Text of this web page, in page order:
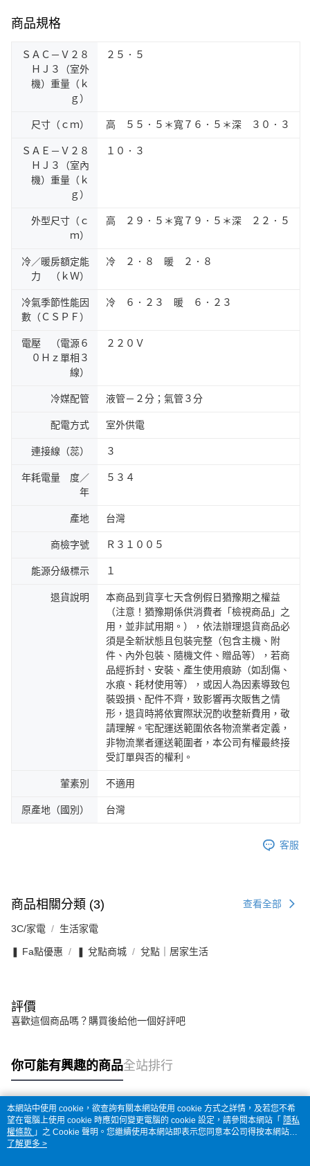
商品規格
ＳＡＣ－Ｖ２８
ＨＪ３（室外
機）重量（ｋ
ｇ）
２５．５
尺寸（ｃｍ） 高 ５５．５＊寬７６．５＊深 ３０．３
ＳＡＥ－Ｖ２８
ＨＪ３（室內
機）重量（ｋ
ｇ）
１０．３
外型尺寸（ｃ
ｍ）
高 ２９．５＊寬７９．５＊深 ２２．５
冷／暖房額定能
力 （ｋＷ）
冷 ２．８ 暖 ２．８
冷氣季節性能因
數（ＣＳＰＦ）
冷 ６．２３ 暖 ６．２３
電壓 （電源６
０Ｈｚ單相３
線）
２２０Ｖ
冷媒配管 液管－２分；氣管３分
配電方式 室外供電
連接線（蕊） ３
年耗電量 度／
年
５３４
產地 台灣
商檢字號 Ｒ３１００５
能源分級標示 １
退貨說明
本商品到貨享七天含例假日猶豫期之權益
（注意！猶豫期係供消費者「檢視商品」之
用，並非試用期。），依法辦理退貨商品必
須是全新狀態且包裝完整（包含主機、附
件、內外包裝、隨機文件、贈品等），若商
品經拆封、安裝、產生使用痕跡（如刮傷、
水痕、耗材使用等），或因人為因素導致包
裝毀損、配件不齊，致影響再次販售之情
形，退貨時將依實際狀況酌收整新費用，敬
請理解。宅配運送範圍依各物流業者定義，
非物流業者運送範圍者，本公司有權最終接
受訂單與否的權利。
葷素別 不適用
原產地（國別） 台灣
客服
商品相關分類 (3) 查看全部
3C/家電 生活家電
❚ Fa點優惠 ❚ 兌點商城 兌點｜居家生活
評價
喜歡這個商品嗎？購買後給他一個好評吧
你可能有興趣的商品全站排行
熱門標籤
本網站中使用 cookie，欲查詢有關本網站使用 cookie 方式之詳情，及若您不希
望在電腦上使用 cookie 時應如何變更電腦的 cookie 設定，請參閱本網站「 隱私
權條款 」之 Cookie 聲明。您繼續使用本網站即表示您同意本公司得按本網站使
用條款之 Cookie 聲明使用 cookie。
了解更多 >